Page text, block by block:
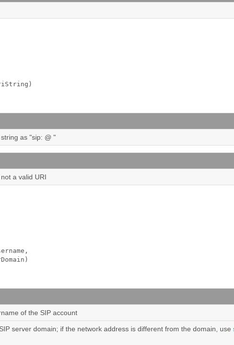
as "sip: @ "
a valid URI
of the SIP account
server domain; if the network address is different from the domain, use